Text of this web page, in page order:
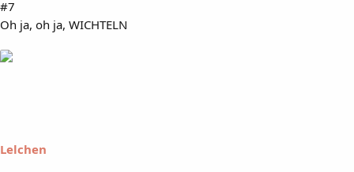
#7
Oh ja, oh ja, WICHTELN
Lelchen